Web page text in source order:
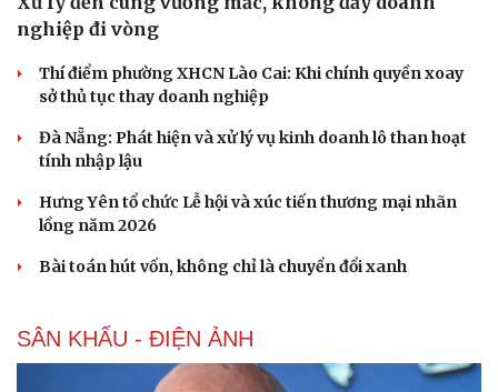
nghiệp đi vòng
Thí điểm phường XHCN Lào Cai: Khi chính quyền xoay
sở thủ tục thay doanh nghiệp
Đà Nẵng: Phát hiện và xử lý vụ kinh doanh lô than hoạt
tính nhập lậu
Hưng Yên tổ chức Lễ hội và xúc tiến thương mại nhãn
lồng năm 2026
Bài toán hút vốn, không chỉ là chuyển đổi xanh
SÂN KHẤU - ĐIỆN ẢNH